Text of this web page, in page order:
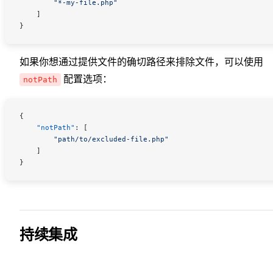
        "*-my-file.php"
    ]
}
如果你想通过提供文件的确切路径来排除文件，可以使用
notPath 配置选项：
{
    "notPath"
: [
        "path/to/excluded-file.php"
    ]
}
持续集成